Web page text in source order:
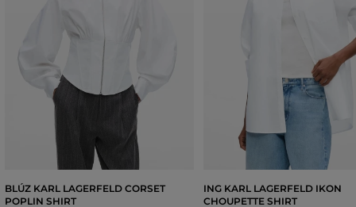
BLÚZ KARL LAGERFELD CORSET
POPLIN SHIRT
ING KARL LAGERFELD IKON
CHOUPETTE SHIRT